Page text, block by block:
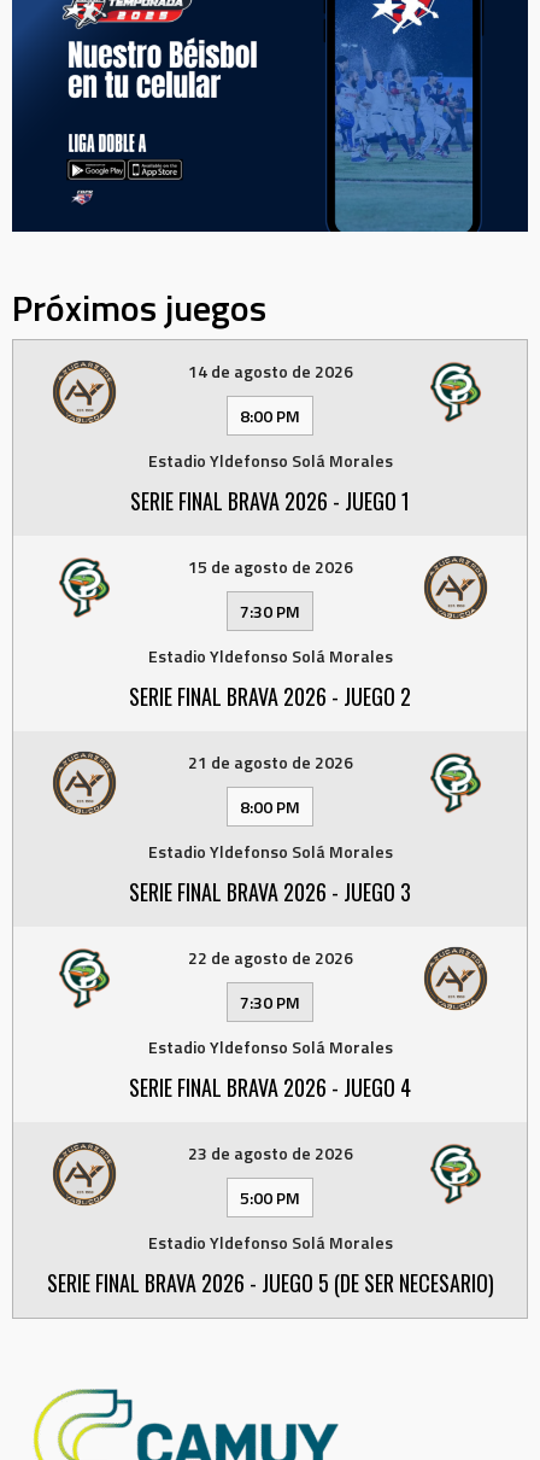
Próximos juegos
14 de agosto de 2026
8:00 PM
Estadio Yldefonso Solá Morales
SERIE FINAL BRAVA 2026 - JUEGO 1
15 de agosto de 2026
7:30 PM
Estadio Yldefonso Solá Morales
SERIE FINAL BRAVA 2026 - JUEGO 2
21 de agosto de 2026
8:00 PM
Estadio Yldefonso Solá Morales
SERIE FINAL BRAVA 2026 - JUEGO 3
22 de agosto de 2026
7:30 PM
Estadio Yldefonso Solá Morales
SERIE FINAL BRAVA 2026 - JUEGO 4
23 de agosto de 2026
5:00 PM
Estadio Yldefonso Solá Morales
SERIE FINAL BRAVA 2026 - JUEGO 5 (DE SER NECESARIO)